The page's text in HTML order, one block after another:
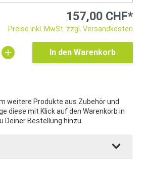
157,00 CHF*
Preise inkl. MwSt. zzgl. Versandkosten
In den Warenkorb
weitere Produkte aus Zubehör und
diese mit Klick auf den Warenkorb in
Bestellung hinzu.